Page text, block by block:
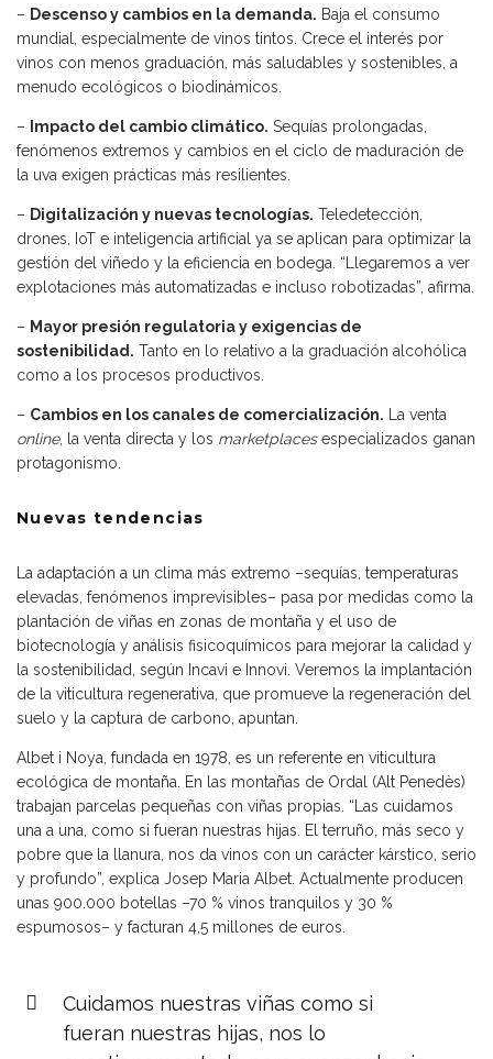
– Descenso y cambios en la demanda. Baja el consumo
mundial, especialmente de vinos tintos. Crece el interés por
vinos con menos graduación, más saludables y sostenibles, a
menudo ecológicos o biodinámicos.
– Impacto del cambio climático. Sequías prolongadas,
fenómenos extremos y cambios en el ciclo de maduración de
la uva exigen prácticas más resilientes.
– Digitalización y nuevas tecnologías. Teledetección,
drones, IoT e inteligencia artificial ya se aplican para optimizar la
gestión del viñedo y la eficiencia en bodega. “Llegaremos a ver
explotaciones más automatizadas e incluso robotizadas”, afirma.
– Mayor presión regulatoria y exigencias de
sostenibilidad. Tanto en lo relativo a la graduación alcohólica
como a los procesos productivos.
– Cambios en los canales de comercialización. La venta
online, la venta directa y los marketplacesespecializados ganan
protagonismo.
Nuevas tendencias
La adaptación a un clima más extremo –sequías, temperaturas
elevadas, fenómenos imprevisibles– pasa por medidas como la
plantación de viñas en zonas de montaña y el uso de
biotecnología y análisis fisicoquímicos para mejorar la calidad y
la sostenibilidad, según Incavi e Innovi. Veremos la implantación
de la viticultura regenerativa, que promueve la regeneración del
suelo y la captura de carbono, apuntan.
Albet i Noya, fundada en 1978, es un referente en viticultura
ecológica de montaña. En las montañas de Ordal (Alt Penedès)
trabajan parcelas pequeñas con viñas propias. “Las cuidamos
una a una, como si fueran nuestras hijas. El terruño, más seco y
pobre que la llanura, nos da vinos con un carácter kárstico, serio
y profundo”, explica Josep Maria Albet. Actualmente producen
unas 900.000 botellas –70 % vinos tranquilos y 30 %
espumosos– y facturan 4,5 millones de euros.
Cuidamos nuestras viñas como si
fueran nuestras hijas, nos lo